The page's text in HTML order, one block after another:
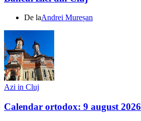
De laAndrei Mureșan
Azi in Cluj
Calendar ortodox: 9 august 2026